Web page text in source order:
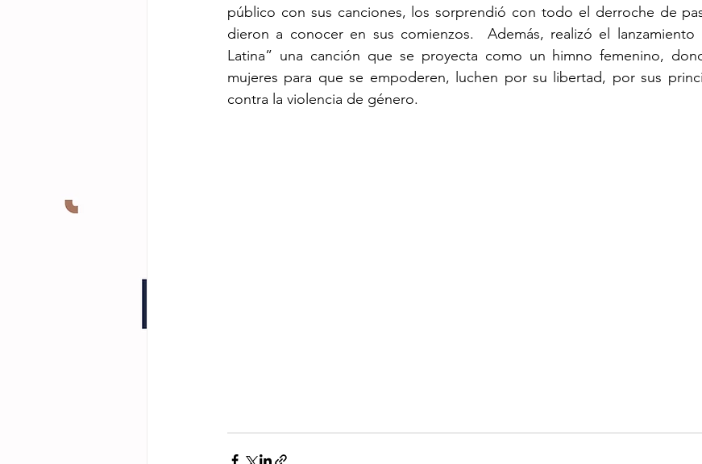
público con sus canciones, los sorprendió con todo el derroche de
dieron a conocer en sus comienzos.  Además, realizó el lanzamiento
Latina” una canción que se proyecta como un himno femenino,
mujeres para que se empoderen, luchen por su libertad, por sus
contra la violencia de género.